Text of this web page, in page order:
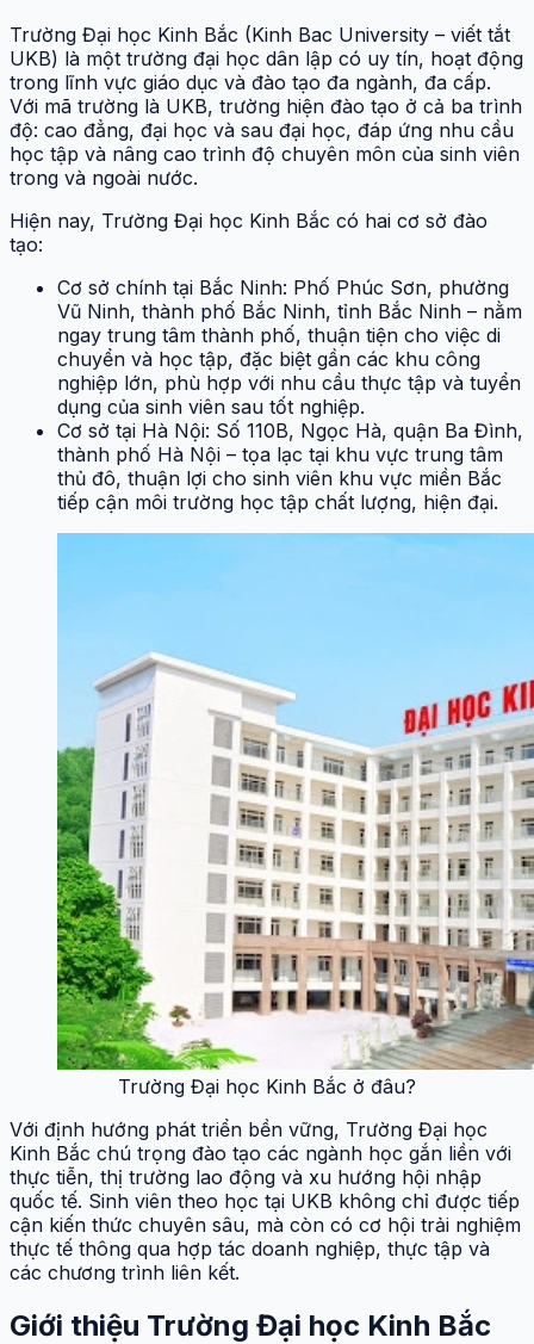
Trường Đại học Kinh Bắc (Kinh Bac University – viết tắt
UKB) là một trường đại học dân lập có uy tín, hoạt động
trong lĩnh vực giáo dục và đào tạo đa ngành, đa cấp.
Với mã trường là UKB, trường hiện đào tạo ở cả ba trình
độ: cao đẳng, đại học và sau đại học, đáp ứng nhu cầu
học tập và nâng cao trình độ chuyên môn của sinh viên
trong và ngoài nước.
Hiện nay, Trường Đại học Kinh Bắc có hai cơ sở đào
tạo:
Cơ sở chính tại Bắc Ninh: Phố Phúc Sơn, phường
Vũ Ninh, thành phố Bắc Ninh, tỉnh Bắc Ninh – nằm
ngay trung tâm thành phố, thuận tiện cho việc di
chuyển và học tập, đặc biệt gần các khu công
nghiệp lớn, phù hợp với nhu cầu thực tập và tuyển
dụng của sinh viên sau tốt nghiệp.
Cơ sở tại Hà Nội: Số 110B, Ngọc Hà, quận Ba Đình,
thành phố Hà Nội – tọa lạc tại khu vực trung tâm
thủ đô, thuận lợi cho sinh viên khu vực miền Bắc
tiếp cận môi trường học tập chất lượng, hiện đại.
Trường Đại học Kinh Bắc ở đâu?
Với định hướng phát triển bền vững, Trường Đại học
Kinh Bắc chú trọng đào tạo các ngành học gắn liền với
thực tiễn, thị trường lao động và xu hướng hội nhập
quốc tế. Sinh viên theo học tại UKB không chỉ được tiếp
cận kiến thức chuyên sâu, mà còn có cơ hội trải nghiệm
thực tế thông qua hợp tác doanh nghiệp, thực tập và
các chương trình liên kết.
Giới thiệu Trường Đại học Kinh Bắc